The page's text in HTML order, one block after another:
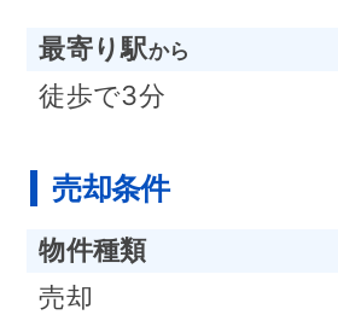
最寄り駅から
徒歩で3分
売却条件
物件種類
売却